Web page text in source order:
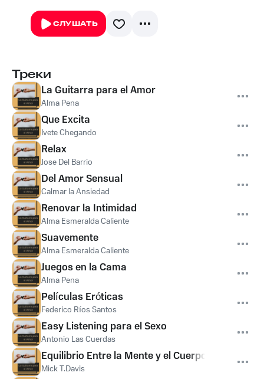
СЛУШАТЬ
Треки
La Guitarra para el Amor
Alma Pena
Que Excita
Ivete Chegando
Relax
Jose Del Barrio
Del Amor Sensual
Calmar la Ansiedad
Renovar la Intimidad
Alma Esmeralda Caliente
Suavemente
Alma Esmeralda Caliente
Juegos en la Cama
Alma Pena
Películas Eróticas
Federico Ríos Santos
Easy Listening para el Sexo
Antonio Las Cuerdas
Equilibrio Entre la Mente y el Cuerpo
Mick T.Davis